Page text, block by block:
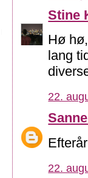
Stine
Hø
lang
22.
22.